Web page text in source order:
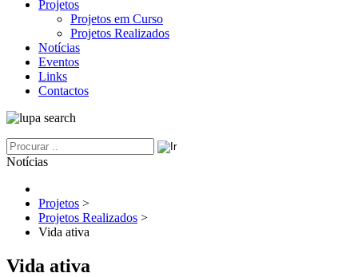
Projetos
Projetos em Curso
Projetos Realizados
Notícias
Eventos
Links
Contactos
Notícias
Projetos >
Projetos Realizados >
Vida ativa
Vida ativa